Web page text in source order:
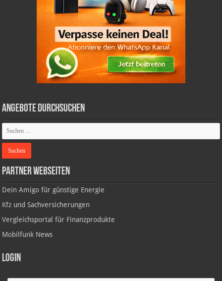
Angebote durchsuchen
Partner Webseiten
Dein Amigo für günstige Energie
Kfz und Sachversicherungen
Vergleichsportal für Finanzprodukte
Mobilfunk News
Login